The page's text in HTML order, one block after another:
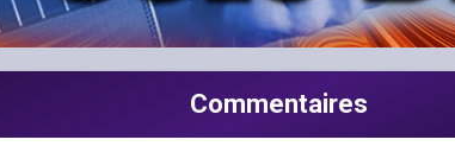
Commentaires